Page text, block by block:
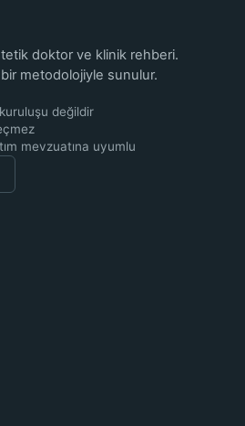
doktor ve klinik rehberi.
metodolojiyle sunulur.
kuruluşu değildir
mevzuatına uyumlu